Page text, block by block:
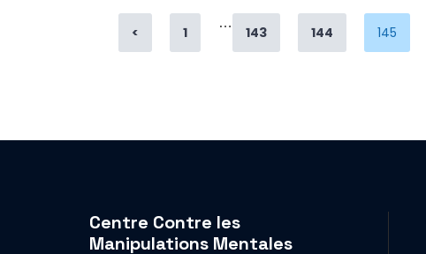
< Page
1
…
Page
143 Page
144 Page
145
Centre Contre les
Manipulations Mentales